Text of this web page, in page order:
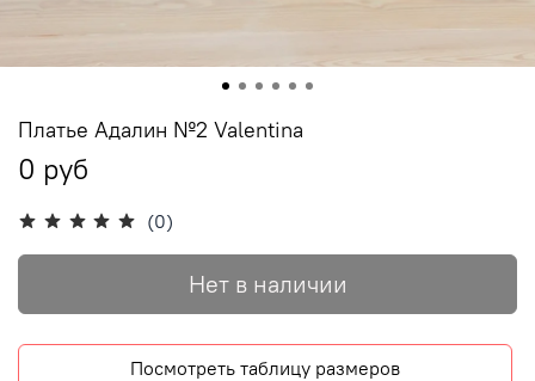
(0)
Платье Адалин №2 Valentina
0 руб
Нет в наличии
Посмотреть таблицу размеров